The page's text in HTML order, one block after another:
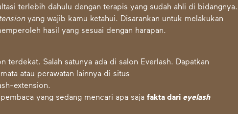
terlebih dahulu dengan terapis yang sudah ahli di bidangnya.
yang wajib kamu ketahui. Disarankan untuk melakukan
hasil yang sesuai dengan harapan.
terdekat. Salah satunya ada di salon Everlash. Dapatkan
atau perawatan lainnya di situs
extension.
yang sedang mencari apa sajafakta dari eyelash